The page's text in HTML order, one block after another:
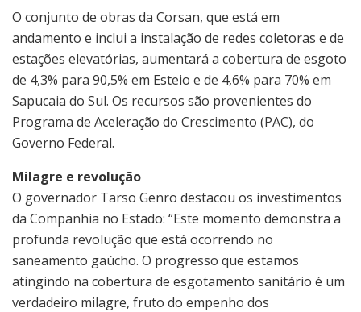
O conjunto de obras da Corsan, que está em
andamento e inclui a instalação de redes coletoras e de
estações elevatórias, aumentará a cobertura de esgoto
de 4,3% para 90,5% em Esteio e de 4,6% para 70% em
Sapucaia do Sul. Os recursos são provenientes do
Programa de Aceleração do Crescimento (PAC), do
Governo Federal.
Milagre e revolução
O governador Tarso Genro destacou os investimentos
da Companhia no Estado: “Este momento demonstra a
profunda revolução que está ocorrendo no
saneamento gaúcho. O progresso que estamos
atingindo na cobertura de esgotamento sanitário é um
verdadeiro milagre, fruto do empenho dos